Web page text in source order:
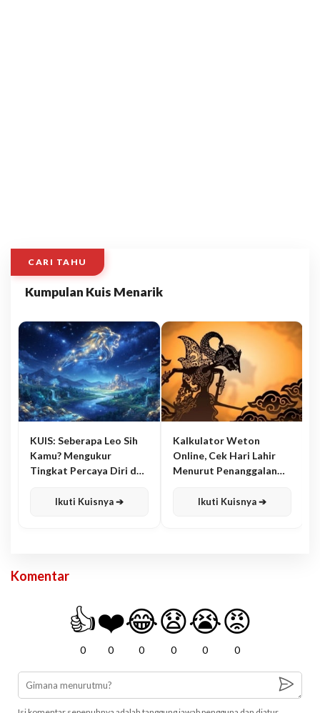
CARI TAHU
Kumpulan Kuis Menarik
KUIS: Seberapa Leo Sih
Kamu? Mengukur
Tingkat Percaya Diri dan
Ikuti Kuisnya ➔
Kalkulator Weton
Online, Cek Hari Lahir
Menurut Penanggalan
Ikuti Kuisnya ➔
Komentar
👍
0
❤️
0
😂
0
😧
0
😭
0
😡
0